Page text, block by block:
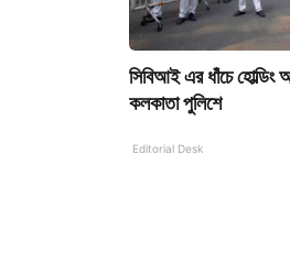
সিবিআই এর ধাঁচে হোল্ডিং
কলকাতা পুলিশে
Editorial Desk